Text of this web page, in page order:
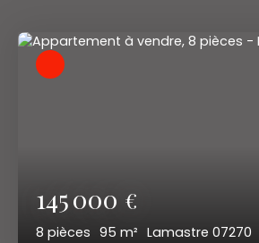
145 000 €
8 pièces 95 m² Lamastre 07270